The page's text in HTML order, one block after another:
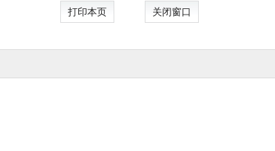
打印本页 关闭窗口